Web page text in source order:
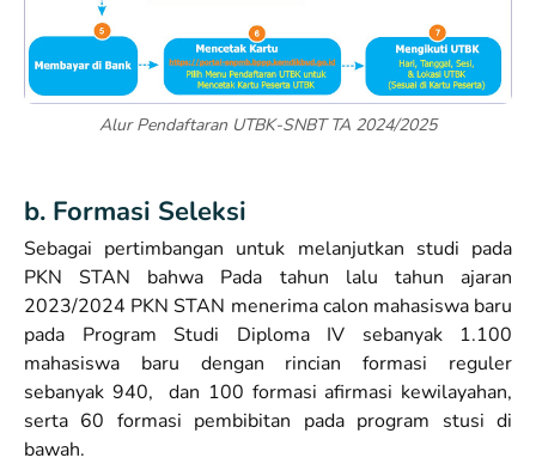
Alur Pendaftaran UTBK-SNBT TA 2024/2025
b. Formasi Seleksi
Sebagai pertimbangan untuk melanjutkan studi pada
PKN STAN bahwa Pada tahun lalu tahun ajaran
2023/2024 PKN STAN menerima calon mahasiswa baru
pada Program Studi Diploma IV sebanyak 1.100
mahasiswa baru dengan rincian formasi reguler
sebanyak 940, dan 100 formasi afirmasi kewilayahan,
serta 60 formasi pembibitan pada program stusi di
bawah.